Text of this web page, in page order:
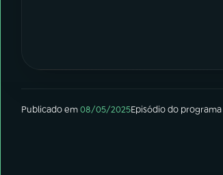
Publicado em08/05/2025Episódiodo programa